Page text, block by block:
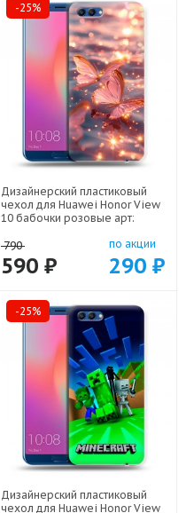
-25%
Дизайнерский пластиковый
чехол для Huawei Honor View
10 бабочки розовые арт:
790
590 ₽
по акции
290 ₽
-25%
Дизайнерский пластиковый
чехол для Huawei Honor View